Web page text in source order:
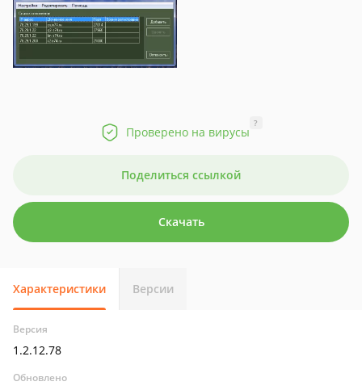
Проверено на вирусы
?
Поделиться ссылкой
Скачать
Характеристики Версии
Версия
1.2.12.78
Обновлено